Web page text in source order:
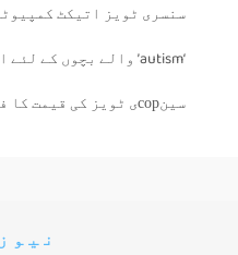
سنسری ٹویز اتیکٹ
‘autism’ والے بچوں کے لئے اچھی گودی کی حسی تہذیب
سینсорی ٹویز کی قیمت کا فہرست اتھکٹ बچوں کے لئے